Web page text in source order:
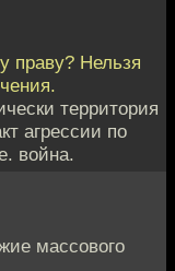
праву? Нельзя
территория
агрессии по
война.
массового